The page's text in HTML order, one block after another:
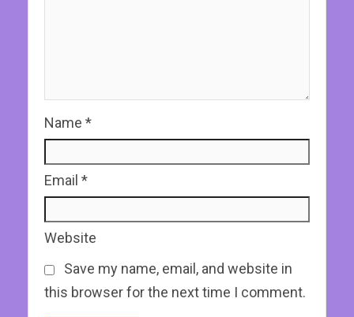
Name *
Email *
Website
Save my name, email, and website in
this browser for the next time I comment.